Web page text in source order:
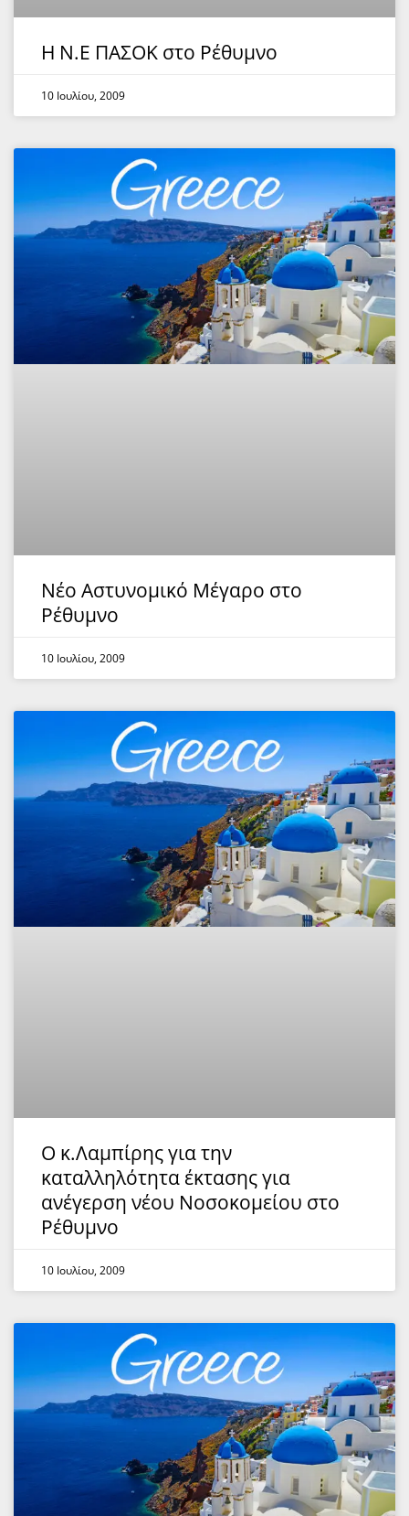
Η Ν.Ε ΠΑΣΟΚ στο Ρέθυμνο
10 Ιουλίου, 2009
Νέο Αστυνομικό Μέγαρο στο
Ρέθυμνο
10 Ιουλίου, 2009
Ο κ.Λαμπίρης για την
καταλληλότητα έκτασης για
ανέγερση νέου Νοσοκομείου στο
Ρέθυμνο
10 Ιουλίου, 2009